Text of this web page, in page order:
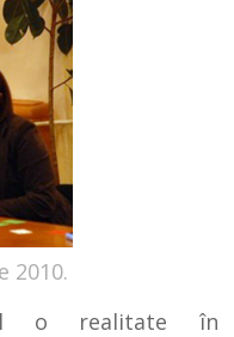
2010.
o realitate în